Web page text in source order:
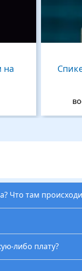
на
Что там
либо плату?